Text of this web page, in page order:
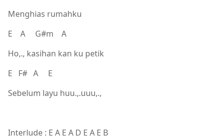
Menghias rumahku
E A G#m A
Ho,., kasihan kan ku petik
E F# A E
Sebelum layu huu.,.uuu,.,
Interlude : E A E A D E A E B